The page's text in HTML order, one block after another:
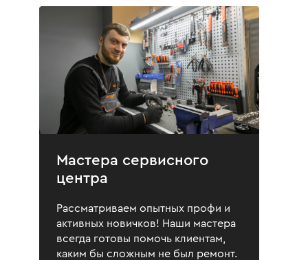
Мастера сервисного
центра
Рассматриваем опытных профи и
активных новичков! Наши мастера
всегда готовы помочь клиентам,
каким бы сложным не был ремонт.